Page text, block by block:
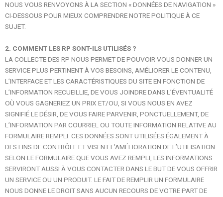
NOUS VOUS RENVOYONS À LA SECTION « DONNÉES DE NAVIGATION »
CI-DESSOUS POUR MIEUX COMPRENDRE NOTRE POLITIQUE À CE
SUJET.
2. COMMENT LES RP SONT-ILS UTILISÉS ?
LA COLLECTE DES RP NOUS PERMET DE POUVOIR VOUS DONNER UN
SERVICE PLUS PERTINENT À VOS BESOINS, AMÉLIORER LE CONTENU,
L’INTERFACE ET LES CARACTÉRISTIQUES DU SITE EN FONCTION DE
L’INFORMATION RECUEILLIE, DE VOUS JOINDRE DANS L’ÉVENTUALITÉ
OÙ VOUS GAGNERIEZ UN PRIX ET/OU, SI VOUS NOUS EN AVEZ
SIGNIFIÉ LE DÉSIR, DE VOUS FAIRE PARVENIR, PONCTUELLEMENT, DE
L’INFORMATION PAR COURRIEL OU TOUTE INFORMATION RELATIVE AU
FORMULAIRE REMPLI. CES DONNÉES SONT UTILISÉES ÉGALEMENT À
DES FINS DE CONTRÔLE ET VISENT L’AMÉLIORATION DE L’UTILISATION.
SELON LE FORMULAIRE QUE VOUS AVEZ REMPLI, LES INFORMATIONS
SERVIRONT AUSSI À VOUS CONTACTER DANS LE BUT DE VOUS OFFRIR
UN SERVICE OU UN PRODUIT. LE FAIT DE REMPLIR UN FORMULAIRE
NOUS DONNE LE DROIT SANS AUCUN RECOURS DE VOTRE PART DE